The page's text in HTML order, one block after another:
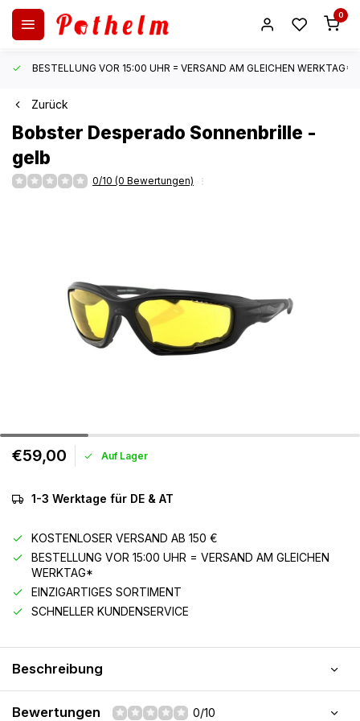
0
BESTELLUNG VOR 15:00 UHR = VERSAND AM GLEICHEN WERKTAG*
Zurück
Bobster Desperado Sonnenbrille -
gelb
0/10 (0 Bewertungen)
€59,00 Auf Lager
1-3 Werktage für DE & AT
KOSTENLOSER VERSAND AB 150 €
BESTELLUNG VOR 15:00 UHR = VERSAND AM GLEICHEN
WERKTAG*
EINZIGARTIGES SORTIMENT
SCHNELLER KUNDENSERVICE
Beschreibung
Bewertungen 0/10